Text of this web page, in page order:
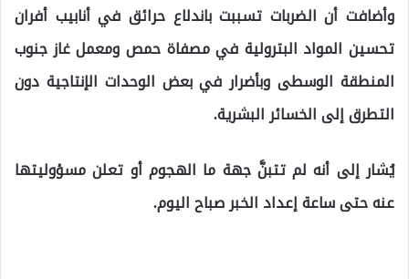
وأضافت أن الضربات تسببت باندلاع حرائق في أنابيب أفران
تحسين المواد البترولية في مصفاة حمص ومعمل غاز جنوب
المنطقة الوسطى وبأضرار في بعض الوحدات الإنتاجية دون
التطرق إلى الخسائر البشرية.
يُشار إلى أنه لم تتبنَّ جهة ما الهجوم أو تعلن مسؤوليتها
عنه حتى ساعة إعداد الخبر صباح اليوم.